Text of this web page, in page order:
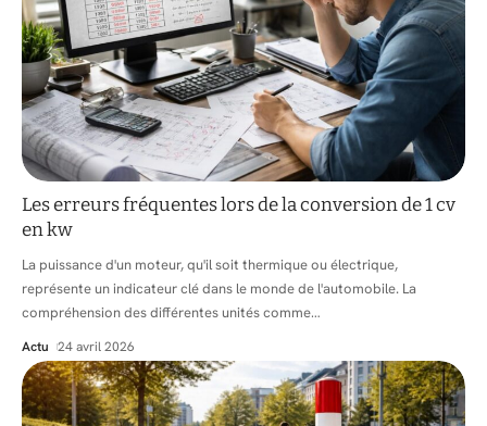
Les erreurs fréquentes lors de la conversion de 1 cv
en kw
La puissance d'un moteur, qu'il soit thermique ou électrique,
représente un indicateur clé dans le monde de l'automobile. La
compréhension des différentes unités comme…
Actu 24 avril 2026